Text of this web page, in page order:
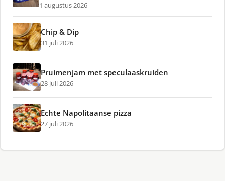
1 augustus 2026
Chip & Dip
31 juli 2026
Pruimenjam met speculaaskruiden
28 juli 2026
Echte Napolitaanse pizza
27 juli 2026